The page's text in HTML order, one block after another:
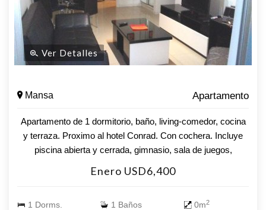
Ver Detalles
Mansa Apartamento
Apartamento de 1 dormitorio, baño, living-comedor, cocina
y terraza. Proximo al hotel Conrad. Con cochera. Incluye
piscina abierta y cerrada, gimnasio, sala de juegos,
Enero USD6,400
1 Dorms. 1 Baños 0m2